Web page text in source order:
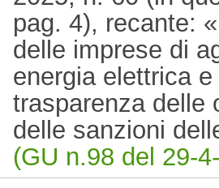
pag. 4), recante:
delle imprese di
energia elettrica
trasparenza delle
delle sanzioni
(GU n.98 del 29-